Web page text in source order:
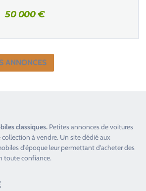
50 000€
ANNONCES
classiques. Petites annonces devoitures
collection à vendre. Un site dédié aux
d’époque leur permettant d’acheter des
toute confiance.